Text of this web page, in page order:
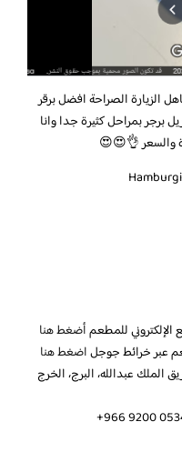
الزيارة الصراحة افضل برقر
بمراحل كثيرة جدا وانا
والسعر 👌😍😍
للمطعمأضغط هنا
عبر خرائط جوجلاضغط هنا
الملك عبدالله، البرج، الخرج